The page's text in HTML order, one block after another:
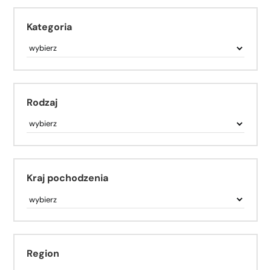
Kategoria
Rodzaj
Kraj pochodzenia
Region